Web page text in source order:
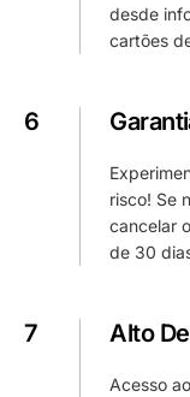
desde
cartões
6
risco! Se
cancelar
de 30
7 Alto
Acesso